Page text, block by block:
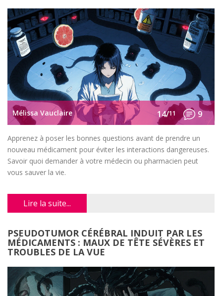
Mélissa Vauclaire 14/11 9
Apprenez à poser les bonnes questions avant de prendre un
nouveau médicament pour éviter les interactions dangereuses.
Savoir quoi demander à votre médecin ou pharmacien peut
vous sauver la vie.
Lire la suite...
PSEUDOTUMOR CÉRÉBRAL INDUIT PAR LES
MÉDICAMENTS : MAUX DE TÊTE SÉVÈRES ET
TROUBLES DE LA VUE